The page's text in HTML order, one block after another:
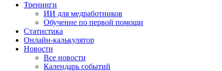
Тренинги
ИИ для медработников
Обучение по первой помощи
Статистика
Онлайн-калькулятор
Новости
Все новости
Календарь событий